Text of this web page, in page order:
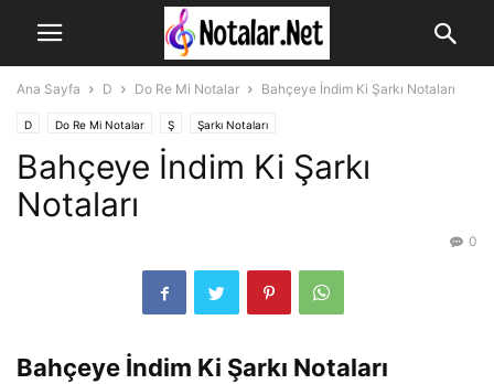
Ana Sayfa D Do Re Mi Notalar Bahçeye İndim Ki Şarkı Notaları
D Do Re Mi Notalar Ş Şarkı Notaları
Bahçeye İndim Ki Şarkı
Notaları
0
Bahçeye İndim Ki Şarkı Notaları